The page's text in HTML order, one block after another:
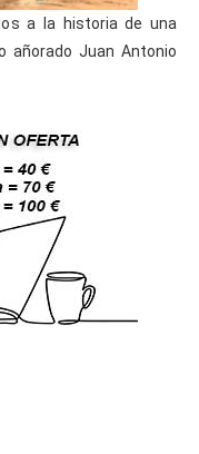
a la historia de una
añorado Juan Antonio